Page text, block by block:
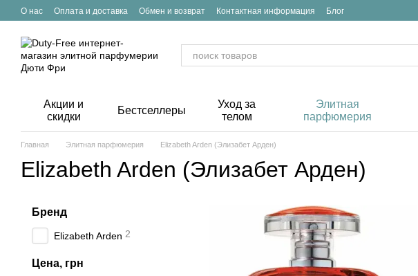
Перейти к основному контенту
О нас Оплата и доставка Обмен и возврат Контактная информация Блог
Акции и
скидки
Бестселлеры
Уход за
телом
Элитная
парфюмерия
Главная Элитная парфюмерия Elizabeth Arden (Элизабет Арден)
Elizabeth Arden (Элизабет Арден)
Бренд
Elizabeth Arden 2
Цена, грн